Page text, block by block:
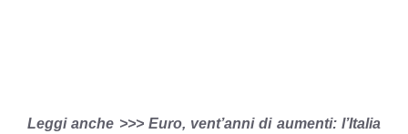
Leggi anche >>> Euro, vent’anni di aumenti: l’Italia